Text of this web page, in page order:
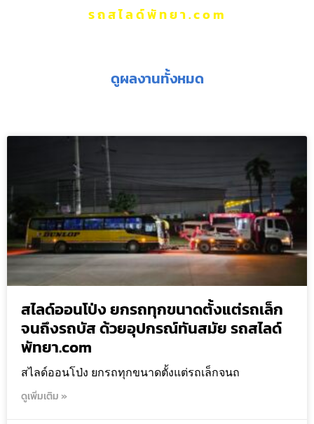
รถสไลด์พัทยา.com
ดูผลงานทั้งหมด
สไลด์ออนโป่ง ยกรถทุกขนาดตั้งแต่รถเล็ก
จนถึงรถบัส ด้วยอุปกรณ์ทันสมัย รถสไลด์
พัทยา.com
สไลด์ออนโป่ง ยกรถทุกขนาดตั้งแต่รถเล็กจนถ
ดูเพิ่มเติม »